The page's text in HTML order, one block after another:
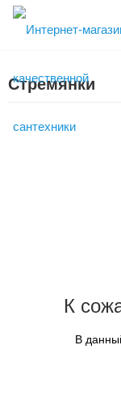
Стремянки
К
В